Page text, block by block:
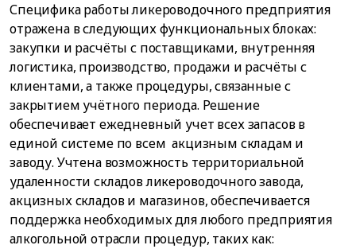
Специфика работы ликероводочного предприятия
отражена в следующих функциональных блоках:
закупки и расчёты с поставщиками, внутренняя
логистика, производство, продажи и расчёты с
клиентами, а также процедуры, связанные с
закрытием учётного периода. Решение
обеспечивает ежедневный учет всех запасов в
единой системе по всем акцизным складам и
заводу. Учтена возможность территориальной
удаленности складов ликероводочного завода,
акцизных складов и магазинов, обеспечивается
поддержка необходимых для любого предприятия
алкогольной отрасли процедур, таких как: